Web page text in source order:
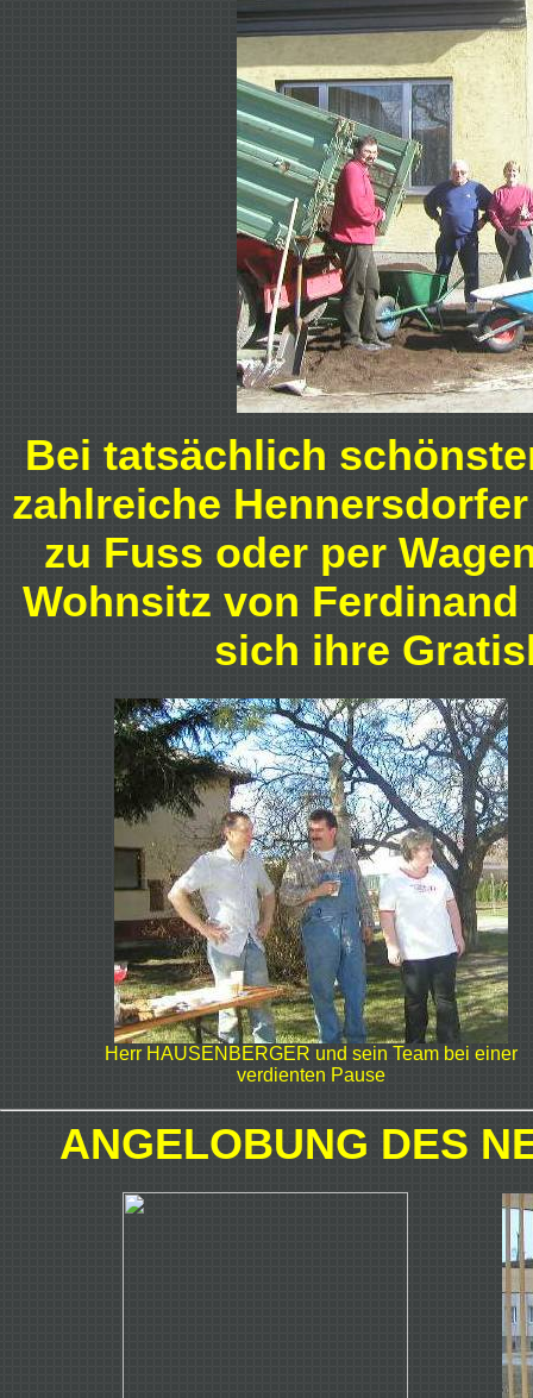
Bei tatsächlich
zahlreiche
zu Fuss oder per
Wohnsitz von
sich ihre
Herr HAUSENBERGER und sein Team bei einer
verdienten Pause
ANGELOBUNG DES